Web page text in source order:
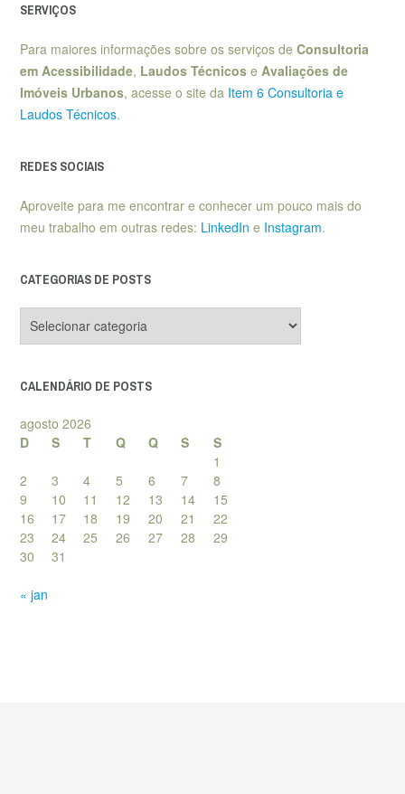
SERVIÇOS
Para maiores informações sobre os serviços de Consultoria
em Acessibilidade, Laudos Técnicos e Avaliações de
Imóveis Urbanos, acesse o site da Item 6 Consultoria e
Laudos Técnicos.
REDES SOCIAIS
Aproveite para me encontrar e conhecer um pouco mais do
meu trabalho em outras redes: LinkedIn e Instagram.
CATEGORIAS DE POSTS
de
CALENDÁRIO DE POSTS
agosto 2026
D
S T Q Q S
S
1
2
3 4 5 6 7
8
9
10 11 12 13 14
15
16
17 18 19 20 21
22
23
24 25 26 27 28
29
30
31
« jan